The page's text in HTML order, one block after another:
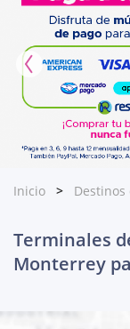
Inicio Destinos
Terminales
Monterrey